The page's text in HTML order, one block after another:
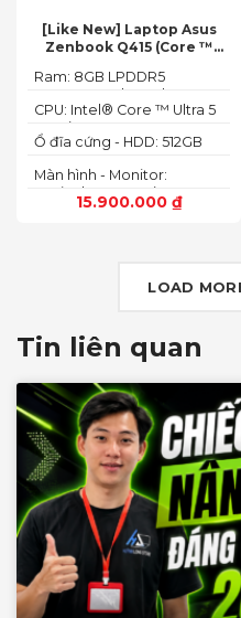
[Like New] Laptop Asus
Zenbook Q415 (Core ™
512GB, 14.0inch WUXGA
15.900.000 ₫
Màn hình - Monitor:
14.0inch WUXGA (1920 x
1200) 16:10, OLED, 500 nits,
Ổ đĩa cứng - HDD: 512GB
CPU: Intel® Core ™ Ultra 5
125H (3.60GHz up to
4.50GHz, 18MB Cache)
Ram: 8GB LPDDR5
7467MHz on board
LOAD
Tin liên quan